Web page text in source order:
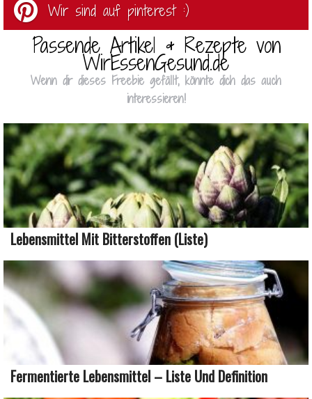
Wir sind auf pinterest :)
Passende Artikel & Rezepte von
WirEssenGesund.de
Wenn dir dieses Freebie gefällt, könnte dich das auch
interessieren!
Lebensmittel Mit Bitterstoffen (Liste)
Fermentierte Lebensmittel – Liste Und Definition